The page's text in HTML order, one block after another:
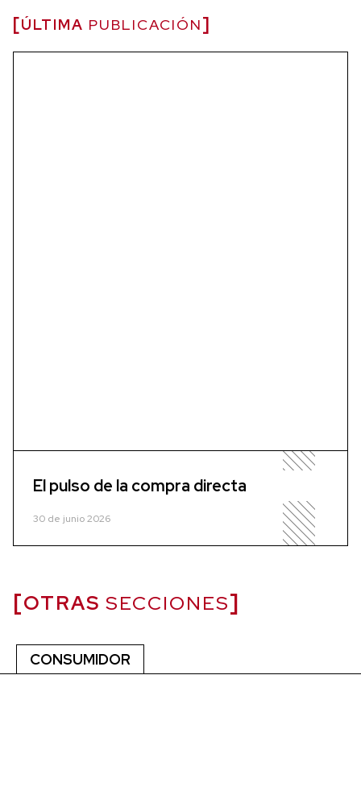
ÚLTIMA PUBLICACIÓN
El pulso de la compra directa
30 de junio 2026
OTRAS SECCIONES
CONSUMIDOR